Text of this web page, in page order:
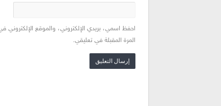
احفظ اسمي، بريدي الإلكتروني، والموقع الإلكتروني
المرة المقبلة في تعليقي.